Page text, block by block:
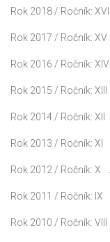
Rok 2018 / Ročník: XVI
Rok 2017 / Ročník: XV
Rok 2016 / Ročník: XIV
Rok 2015 / Ročník: XIII
Rok 2014 / Ročník: XII
Rok 2013 / Ročník: XI
Rok 2012 / Ročník: X
Rok 2011 / Ročník: IX
Rok 2010 / Ročník: VIII